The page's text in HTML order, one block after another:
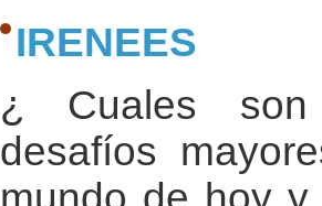
IRENEES
¿ Cuales
desafíos